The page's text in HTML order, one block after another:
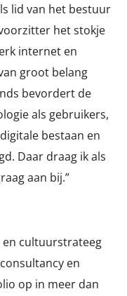
lid van het bestuur
het stokje
internet en
groot belang
bevordert de
als gebruikers,
bestaan en
Daar draag ik als
aan bij.”
en cultuurstrateeg
en
op in meer dan